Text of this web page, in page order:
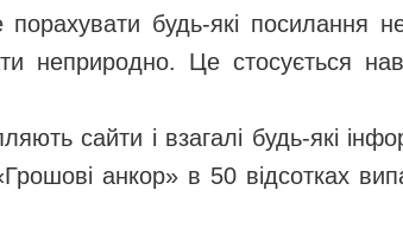
будь-які посилання
неприродно. Це стосується
сайти і взагалі будь-які
анкор» в 50 відсотках